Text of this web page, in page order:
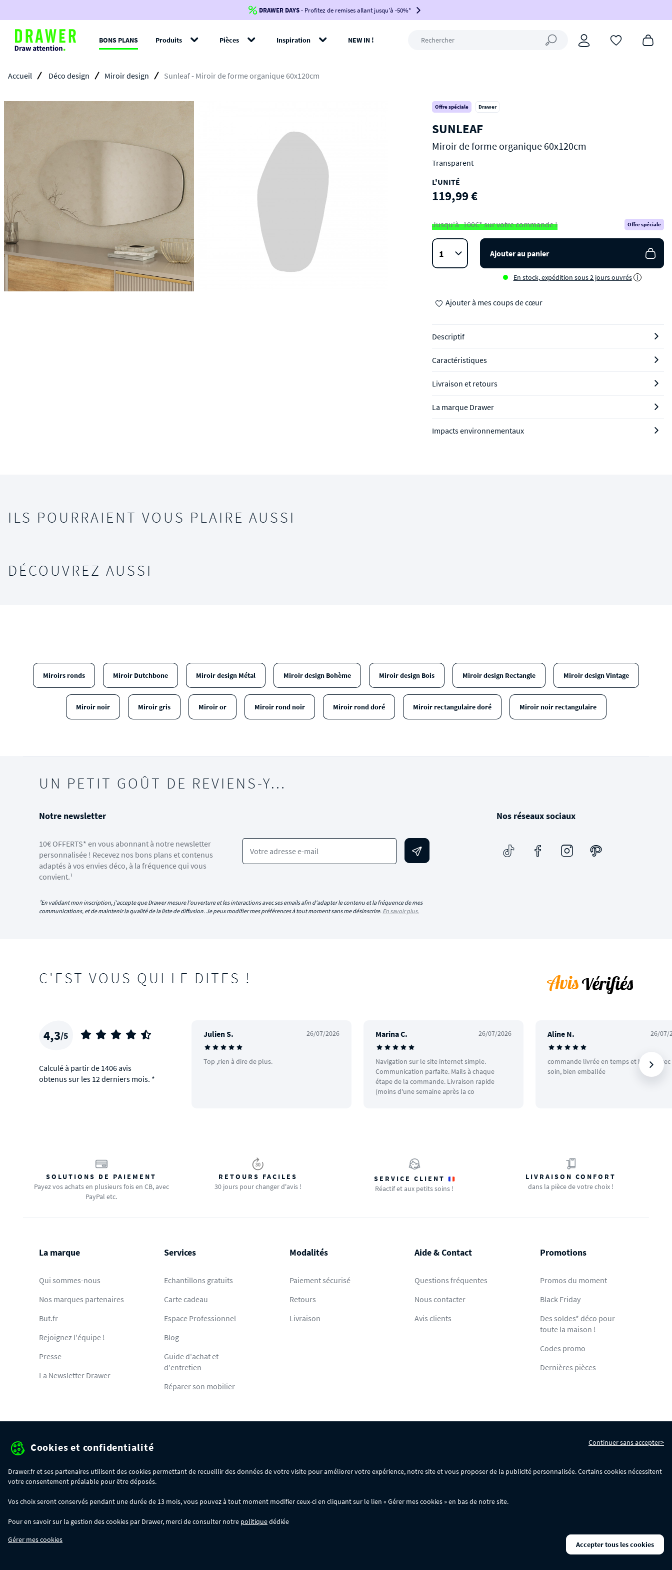
Jusqu'à-100€*sur votre commande !
BIKINI100
-voir conditions en bas de page-
DRAWER DAYS- Profitez de remises allant jusqu'à -50%*
BONS PLANS Produits Pièces Inspiration NEW IN !
Accueil Déco design Miroir design Sunleaf - Miroir de forme organique 60x120cm
Offre spéciale Drawer
SUNLEAF
Miroir de forme organique 60x120cm
Transparent
L'UNITÉ
119,99 €
Jusqu'à -100€* sur votre commande ! Offre spéciale
Ajouter au panier
En stock, expédition sous 2 jours ouvrés i
Ajouter à mes coups de cœur
Descriptif
Caractéristiques
Livraison et retours
La marque Drawer
Impacts environnementaux
ILS POURRAIENT VOUS PLAIRE AUSSI
DÉCOUVREZ AUSSI
Miroirs ronds Miroir Dutchbone Miroir design Métal Miroir design Bohème Miroir design Bois Miroir design Rectangle Miroir design Vintage
Miroir noir Miroir gris Miroir or Miroir rond noir Miroir rond doré Miroir rectangulaire doré Miroir noir rectangulaire
UN PETIT GOÛT DE REVIENS-Y…
Notre newsletter
10€ OFFERTS* en vous abonnant à notre newsletter
personnalisée ! Recevez nos bons plans et contenus
adaptés à vos envies déco, à la fréquence qui vous
convient.¹
Votre adresse e-mail
¹En validant mon inscription, j'accepte que Drawer mesure l'ouverture et les interactions avec ses emails afin d'adapter le contenu et la fréquence de mes
communications, et de maintenir la qualité de la liste de diffusion. Je peux modifier mes préférences à tout moment sans me désinscrire. En savoir plus.
Nos réseaux sociaux
C'EST VOUS QUI LE DITES !
4,3/5
Calculé à partir de 1406 avis
obtenus sur les 12 derniers mois. *
Julien S. 26/07/2026
Top ,rien à dire de plus.
Marina C. 26/07/2026
Navigation sur le site internet simple.
Communication parfaite. Mails à chaque
étape de la commande. Livraison rapide
(moins d'une semaine après la co
Aline N. 26/07/
commande livrée en temps et heure avec
soin, bien emballée
SOLUTIONS DE PAIEMENT
Payez vos achats en plusieurs fois en CB, avec
PayPal etc.
RETOURS FACILES
30 jours pour changer d'avis !
SERVICE CLIENT
Réactif et aux petits soins !
LIVRAISON CONFORT
dans la pièce de votre choix !
La marque
Qui sommes-nous
Nos marques partenaires
But.fr
Rejoignez l'équipe !
Presse
La Newsletter Drawer
Services
Echantillons gratuits
Carte cadeau
Espace Professionnel
Blog
Guide d'achat et
d'entretien
Réparer son mobilier
Modalités
Paiement sécurisé
Retours
Livraison
Aide & Contact
Questions fréquentes
Nous contacter
Avis clients
Promotions
Promos du moment
Black Friday
Des soldes* déco pour
toute la maison !
Codes promo
Dernières pièces
Protection des données personnelles
- 30€ sur votre commande dès 300€ d'achat, avec le code BIKINI30
- 100€ sur votre commande dès 1200€ d'achat, avec le code BIKINI100
du code adéquat.
Cookies et confidentialité Continuer sans accepter>
Drawer.fr et ses partenaires utilisent des cookies permettant de recueillir des données de votre visite pour améliorer votre expérience, notre site et vous proposer de la publicité personnalisée. Certains cookies nécessitent
votre consentement préalable pour être déposés.
Vos choix seront conservés pendant une durée de 13 mois, vous pouvez à tout moment modifier ceux-ci en cliquant sur le lien « Gérer mes cookies » en bas de notre site.
Pour en savoir sur la gestion des cookies par Drawer, merci de consulter notre politiquedédiée
Gérer mes cookies
Accepter tous les cookies